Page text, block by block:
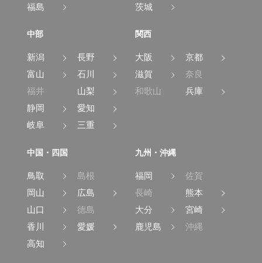
福島
茨城
中部
新潟
長野
富山
石川
福井
山梨
静岡
愛知
岐阜
三重
関西
大阪
京都
滋賀
奈良
和歌山
兵庫
中国・四国
鳥取
島根
岡山
広島
山口
徳島
香川
愛媛
高知
九州・沖縄
福岡
佐賀
長崎
熊本
大分
宮崎
鹿児島
沖縄